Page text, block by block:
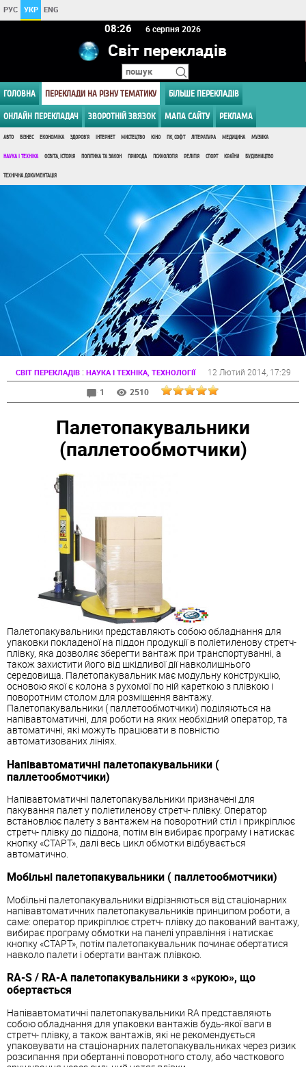
РУС УКР ENG
08 26 6 серпня 2026
Світ перекладів
ГОЛОВНА ПЕРЕКЛАДИ НА РІЗНУ ТЕМАТИКУ БІЛЬШЕ ПЕРЕКЛАДІВ
ОНЛАЙН ПЕРЕКЛАДАЧ ЗВОРОТНІЙ ЗВЯЗОК МАПА САЙТУ РЕКЛАМА
АВТО БІЗНЕС ЕКОНОМІКА ЗДОРОВ'Я ІНТЕРНЕТ МИСТЕЦТВО КІНО ПК, СОФТ ЛІТЕРАТУРА МЕДИЦИНА МУЗИКА
НАУКА І ТЕХНІКА ОСВІТА, ІСТОРІЯ ПОЛІТИКА ТА ЗАКОН ПРИРОДА ПСИХОЛОГІЯ РЕЛІГІЯ СПОРТ КРАЇНИ БУДІВНИЦТВО
ТЕХНІЧНА ДОКУМЕНТАЦІЯ
СВІТ ПЕРЕКЛАДІВ: НАУКА І ТЕХНІКА, ТЕХНОЛОГІЇ 12 Лютий 2014, 17:29
1
2510
Палетопакувальники
(паллетообмотчики)
Палетопакувальники представляють собою обладнання для
упаковки покладеної на піддон продукції в поліетиленову стретч-
плівку, яка дозволяє зберегти вантаж при транспортуванні, а
також захистити його від шкідливої ​​дії навколишнього
середовища. Палетопакувальник має модульну конструкцію,
основою якої є колона з рухомої по ній кареткою з плівкою і
поворотним столом для розміщення вантажу.
Палетопакувальники ( паллетообмотчики) поділяються на
напівавтоматичні, для роботи на яких необхідний оператор, та
автоматичні, які можуть працювати в повністю
автоматизованих лініях.
Напівавтоматичні палетопакувальники (
паллетообмотчики)
Напівавтоматичні палетопакувальники призначені для
пакування палет у поліетиленову стретч- плівку. Оператор
встановлює палету з вантажем на поворотний стіл і прикріплює
стретч- плівку до піддона, потім він вибирає програму і натискає
кнопку «СТАРТ», далі весь цикл обмотки відбувається
автоматично.
Мобільні палетопакувальники ( паллетообмотчики)
Мобільні палетопакувальники відрізняються від стаціонарних
напівавтоматичних палетопакувальників принципом роботи, а
саме: оператор прикріплює стретч- плівку до пакований вантажу,
вибирає програму обмотки на панелі управління і натискає
кнопку «СТАРТ», потім палетопакувальник починає обертатися
навколо палети і обертати вантаж плівкою.
RA-S / RA-A палетопакувальники з «рукою», що
обертається
Напівавтоматичні палетопакувальники RA представляють
собою обладнання для упаковки вантажів будь-якої ваги в
стретч- плівку, а також вантажів, які не рекомендується
упаковувати на стаціонарних палетопакувальниках через ризик
розсипання при обертанні поворотного столу, або часткового